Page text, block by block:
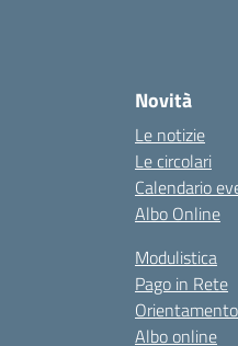
Novità
Le notizie
Le circolari
Calendario
Albo Online
Modulistica
Pago in Rete
Orientamento
Albo online